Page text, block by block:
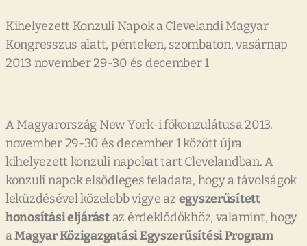
Kihelyezett Konzuli Napok a Clevelandi Magyar
Kongresszus alatt, pénteken, szombaton, vasárnap
2013 november 29-30 és december 1
A Magyarország New York-i főkonzulátusa 2013.
november 29-30 és december 1 között újra
kihelyezett konzuli napokat tart Clevelandban. A
konzuli napok elsődleges feladata, hogy a távolságok
leküzdésével közelebb vigye az egyszerűsített
honosítási eljárástaz érdeklődőkhöz, valamint, hogy
aMagyar Közigazgatási Egyszerűsítési Program